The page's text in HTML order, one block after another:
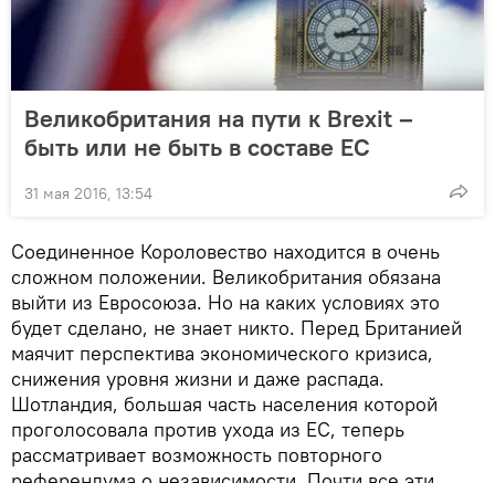
Великобритания на пути к Brexit –
быть или не быть в составе ЕС
31 мая 2016, 13:54
Соединенное Короловество находится в очень
сложном положении. Великобритания обязана
выйти из Евросоюза. Но на каких условиях это
будет сделано, не знает никто. Перед Британией
маячит перспектива экономического кризиса,
снижения уровня жизни и даже распада.
Шотландия, большая часть населения которой
проголосовала против ухода из ЕС, теперь
рассматривает возможность повторного